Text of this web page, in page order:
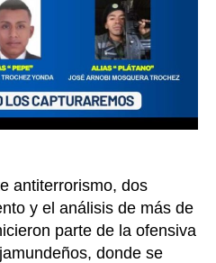
antiterrorismo, dos
y el análisis de más de
parte de la ofensiva
donde se